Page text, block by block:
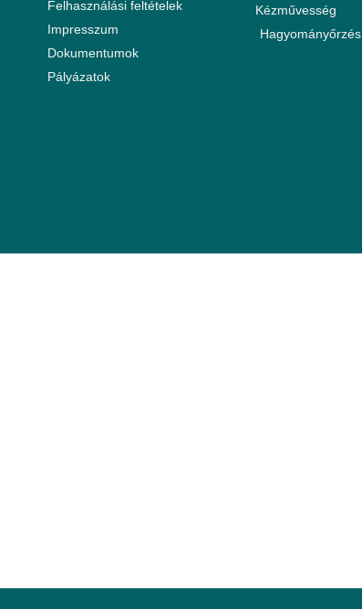
Felhasználási feltételek
Impresszum
Dokumentumok
Pályázatok
Kézművesség
Hagyományőrzés